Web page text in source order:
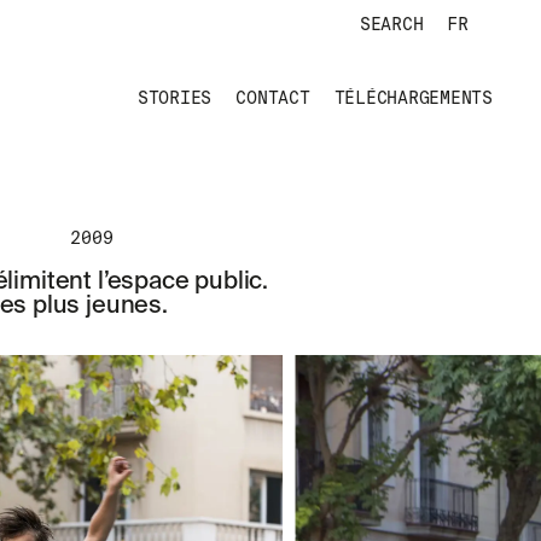
SEARCH FR
STORIES CONTACT TÉLÉCHARGEMENTS
2009
l’espace public.
plus jeunes.